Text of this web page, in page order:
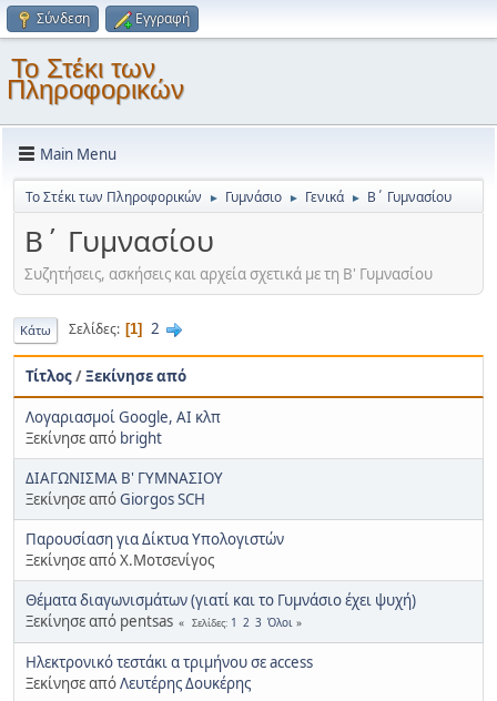
Σύνδεση Εγγραφή
Το Στέκι των
Πληροφορικών
Main Menu
Το Στέκι των Πληροφορικών ► Γυμνάσιο ► Γενικά ► Β΄ Γυμνασίου
Β΄ Γυμνασίου
Συζητήσεις, ασκήσεις και αρχεία σχετικά με τη Β' Γυμνασίου
Κάτω Σελίδες 1 2
Τίτλος/Ξεκίνησε από
Λογαριασμοί Google, AI κλπ
Ξεκίνησε από bright
ΔΙΑΓΩΝΙΣΜΑ Β' ΓΥΜΝΑΣΙΟΥ
Ξεκίνησε απόGiorgos SCH
Παρουσίαση για Δίκτυα Υπολογιστών
Ξεκίνησε από Χ.Μοτσενίγος
Θέματα διαγωνισμάτων (γιατί και το Γυμνάσιο έχει ψυχή)
Ξεκίνησε από pentsas
Σελίδες 1 2 3 Όλοι
Ηλεκτρονικό τεστάκι α τριμήνου σε access
Ξεκίνησε απόΛευτέρης Δουκέρης